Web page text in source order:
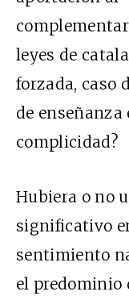
leyes de
forzada, caso
de
complicidad?
Hubiera o no
significativo
sentimiento
el predominio